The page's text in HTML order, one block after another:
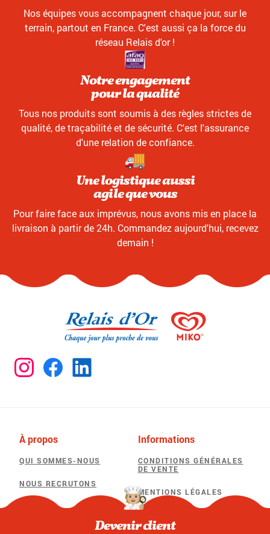
Devenir client
Nos équipes vous accompagnent chaque jour, sur le
terrain, partout en France. C'est aussi ça la force du
réseau Relais d'or !
Notre engagement
pour la qualité
Tous nos produits sont soumis à des règles strictes de
qualité, de traçabilité et de sécurité. C'est l'assurance
d'une relation de confiance.
Une logistique aussi
agile que vous
Pour faire face aux imprévus, nous avons mis en place la
livraison à partir de 24h. Commandez aujourd'hui, recevez
demain !
À propos
QUI SOMMES-NOUS
NOUS RECRUTONS
Informations
CONDITIONS GÉNÉRALES
DE VENTE
MENTIONS LÉGALES
CONFIDENTIALITÉ